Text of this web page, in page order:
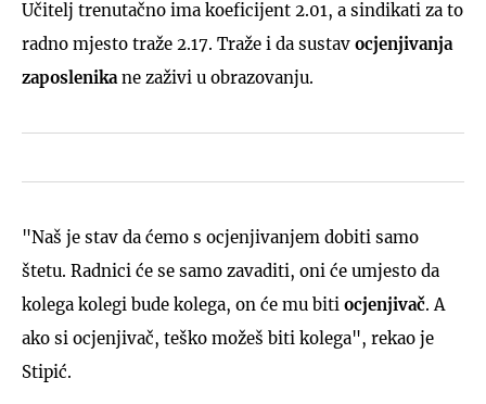
Učitelj trenutačno ima koeficijent 2.01, a sindikati za to
radno mjesto traže 2.17. Traže i da sustav ocjenjivanja
zaposlenika ne zaživi u obrazovanju.
"Naš je stav da ćemo s ocjenjivanjem dobiti samo
štetu. Radnici će se samo zavaditi, oni će umjesto da
kolega kolegi bude kolega, on će mu biti ocjenjivač. A
ako si ocjenjivač, teško možeš biti kolega", rekao je
Stipić.